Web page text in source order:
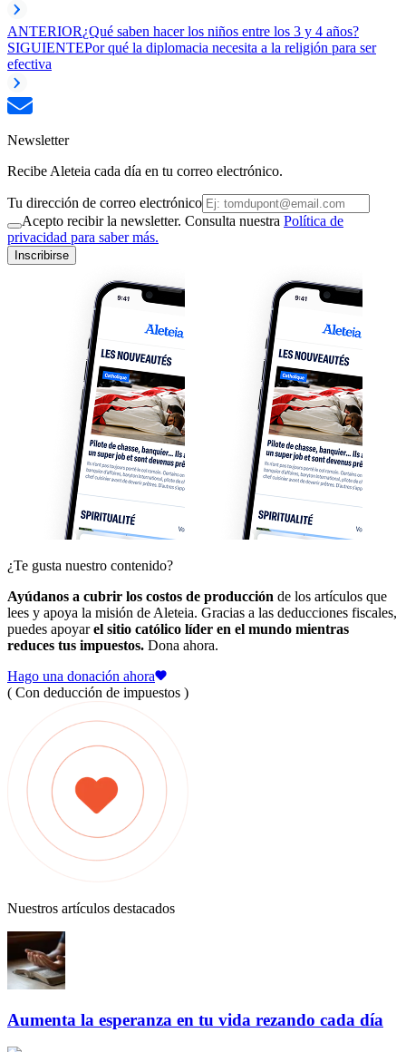
ANTERIOR¿Qué saben hacer los niños entre los 3 y 4 años?
SIGUIENTEPor qué la diplomacia necesita a la religión para ser
efectiva
Newsletter
Recibe Aleteia cada día en tu correo electrónico.
Tu dirección de correo electrónico
Acepto recibir la newsletter. Consulta nuestra Política de
privacidad para saber más.
Inscribirse
¿Te gusta nuestro contenido?
Ayúdanos a cubrir los costos de producción de los artículos que
lees y apoya la misión de Aleteia. Gracias a las deducciones fiscales,
puedes apoyarel sitio católico líder en el mundo mientras
reduces tus impuestos. Dona ahora.
Hago una donación ahora
( Con deducción de impuestos )
Nuestros artículos destacados
Aumenta la esperanza en tu vida rezando cada día